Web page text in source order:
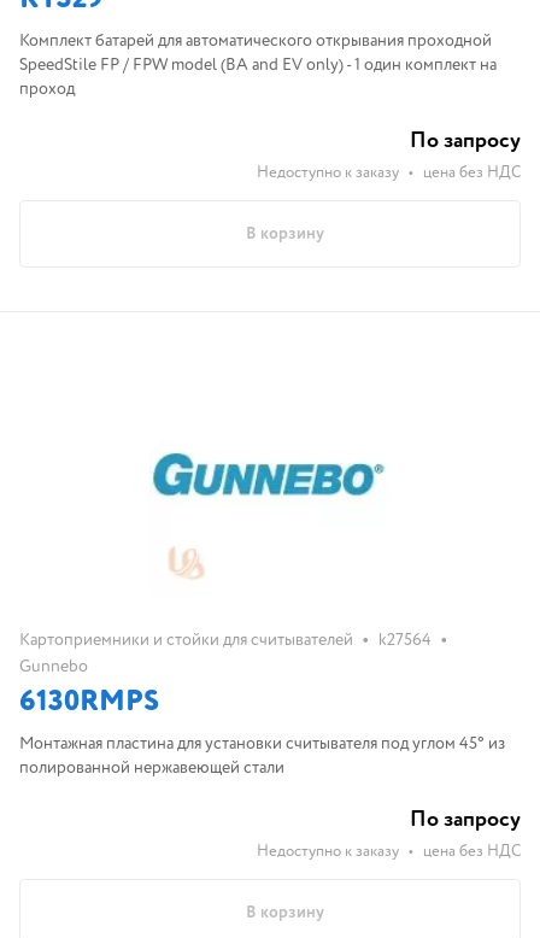
Комплект батарей для автоматического открывания проходной
SpeedStile FP / FPW model (BA and EV only) - 1 один комплект на
проход
По запросу
Недоступно к заказу • цена без НДС
В корзину
Картоприемники и стойки для считывателей • k27564 •
Gunnebo
6130RMPS
Монтажная пластина для установки считывателя под углом 45° из
полированной нержавеющей стали
По запросу
Недоступно к заказу • цена без НДС
В корзину